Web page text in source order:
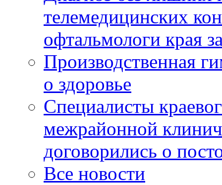
телемедицинских
офтальмологи края
Производственная
о здоровье
Специалисты
межрайонной
договорились о
Все новости